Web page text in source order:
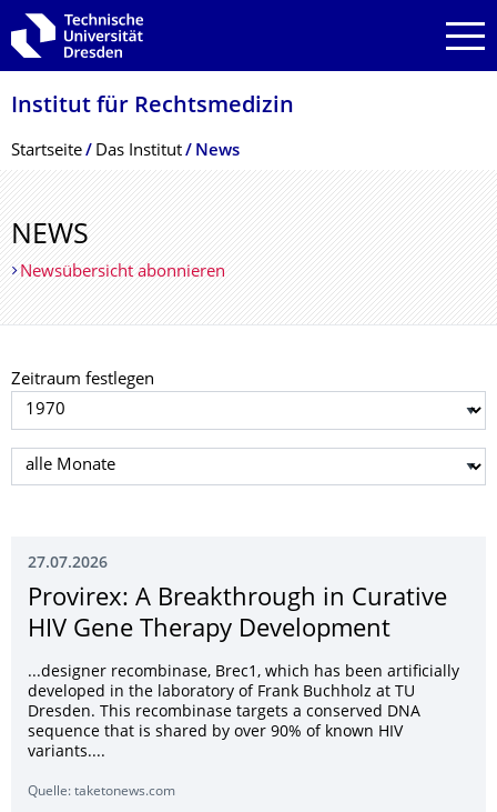
Zur Hauptnavigation springen
Zur Suche springen
Zum Inhalt springen
Institut für Rechtsmedizin
Breadcrumb-Menü
Startseite Das Institut News
NEWS
Newsübersicht abonnieren
Zeitraum festlegen
Jahr auswählen
Monat auswählen
27.07.2026
Provirex: A Breakthrough in Curative
HIV Gene Therapy Development
...designer recombinase, Brec1, which has been artificially
developed in the laboratory of Frank Buchholz at TU
Dresden. This recombinase targets a conserved DNA
sequence that is shared by over 90% of known HIV
variants....
Quelle: taketonews.com